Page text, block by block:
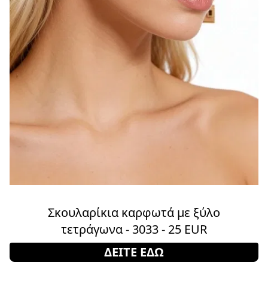
Σκουλαρίκια καρφωτά με ξύλο
τετράγωνα - 3033 - 25 EUR
ΔΕΙΤΕ ΕΔΩ